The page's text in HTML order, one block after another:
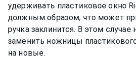
удерживать пластиковое окно
должным образом, что может
ручка заклинится. В этом случае
заменить ножницы
на новые.